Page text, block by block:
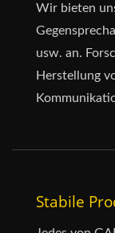
Wir bieten
usw. an.
Herstellung
Stabile